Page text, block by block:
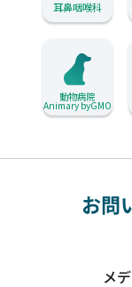
耳鼻咽喉科
動物病院
Animary byGMO
お問
メ